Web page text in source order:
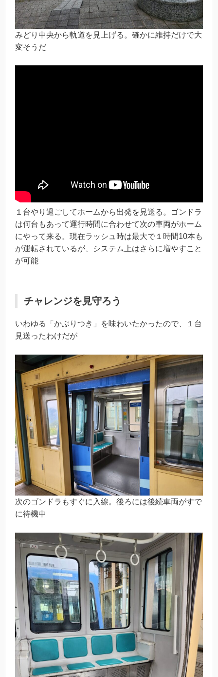
みどり中央から軌道を見上げる。確かに維持だけで大
変そうだ
１台やり過ごしてホームから出発を見送る。ゴンドラ
は何台もあって運行時間に合わせて次の車両がホーム
にやって来る。現在ラッシュ時は最大で１時間10本も
が運転されているが、システム上はさらに増やすこと
が可能
チャレンジを見守ろう
いわゆる「かぶりつき」を味わいたかったので、１台
見送ったわけだが
次のゴンドラもすぐに入線。後ろには後続車両がすで
に待機中